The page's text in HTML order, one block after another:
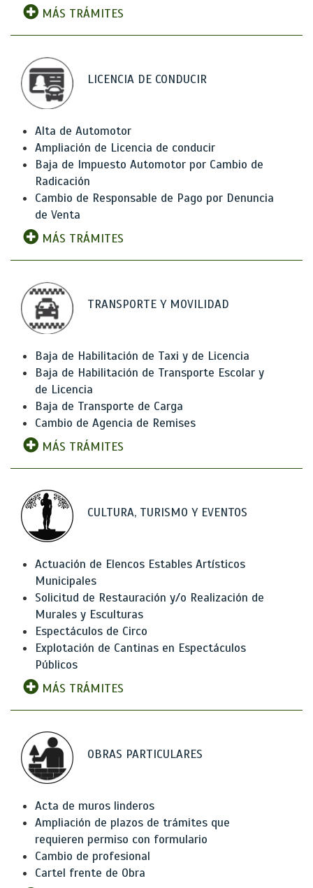
MÁS TRÁMITES
LICENCIA DE CONDUCIR
Alta de Automotor
Ampliación de Licencia de conducir
Baja de Impuesto Automotor por Cambio de
Radicación
Cambio de Responsable de Pago por Denuncia
de Venta
MÁS TRÁMITES
TRANSPORTE Y MOVILIDAD
Baja de Habilitación de Taxi y de Licencia
Baja de Habilitación de Transporte Escolar y
de Licencia
Baja de Transporte de Carga
Cambio de Agencia de Remises
MÁS TRÁMITES
CULTURA, TURISMO Y EVENTOS
Actuación de Elencos Estables Artísticos
Municipales
Solicitud de Restauración y/o Realización de
Murales y Esculturas
Espectáculos de Circo
Explotación de Cantinas en Espectáculos
Públicos
MÁS TRÁMITES
OBRAS PARTICULARES
Acta de muros linderos
Ampliación de plazos de trámites que
requieren permiso con formulario
Cambio de profesional
Cartel frente de Obra